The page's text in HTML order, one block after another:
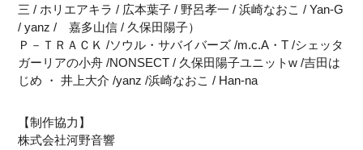
三 / ホリエアキラ / 広本葉子 / 野呂孝一 / 浜崎なおこ / Yan-G
/ yanz / 嘉多山信 / 久保田陽子）
Ｐ－ＴＲＡＣＫ /ソウル・サバイバーズ /m.c.A・T /シェッタ
ガーリアの小舟 /NONSECT / 久保田陽子ユニットw /吉田は
じめ ・ 井上大介 /yanz /浜崎なおこ / Han-na
【制作協力】
株式会社河野音響